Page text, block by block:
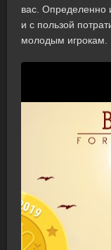
вас. Определенно
и с пользой
молодым игрокам.